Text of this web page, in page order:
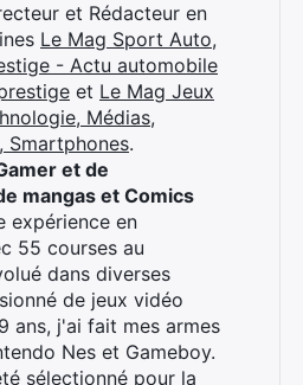
et Rédacteur en
Le Mag Sport Auto,
- Actu automobile
et Le Mag Jeux
Médias,
Smartphones.
et de
mangas et Comics
expérience en
55 courses au
dans diverses
de jeux vidéo
ans, j'ai fait mes armes
Nes et Gameboy.
sélectionné pour la